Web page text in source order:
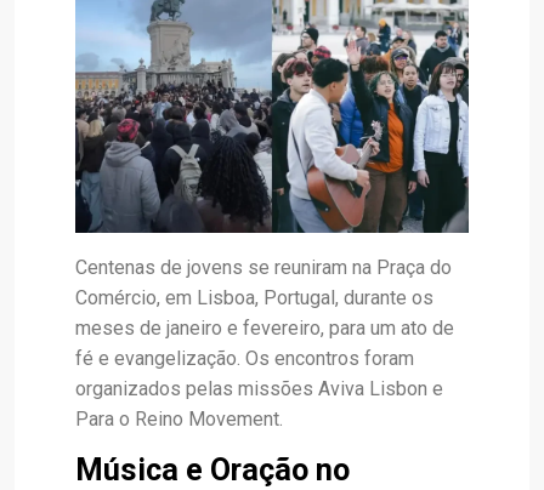
Centenas de jovens se reuniram na Praça do
Comércio, em Lisboa, Portugal, durante os
meses de janeiro e fevereiro, para um ato de
fé e evangelização. Os encontros foram
organizados pelas missões Aviva Lisbon e
Para o Reino Movement.
Música e Oração no